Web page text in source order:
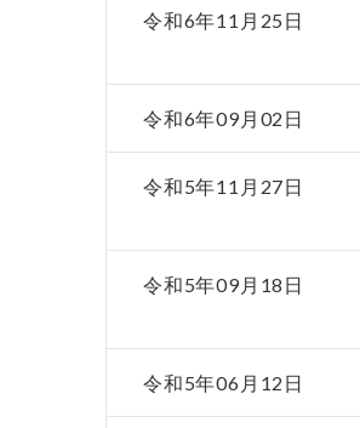
令和6年11月25日
令和6年09月02日
令和5年11月27日
令和5年09月18日
令和5年06月12日